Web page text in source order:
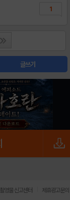
1
글쓰기
영물 신고센터 제휴광고문의